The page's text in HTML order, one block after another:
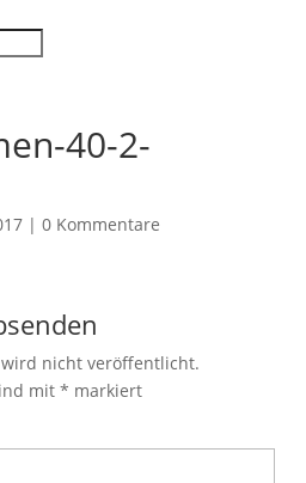
40-2-
| 0 Kommentare
nicht veröffentlicht.
mit * markiert